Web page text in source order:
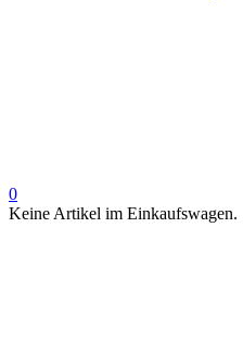
0
Keine Artikel im Einkaufswagen.